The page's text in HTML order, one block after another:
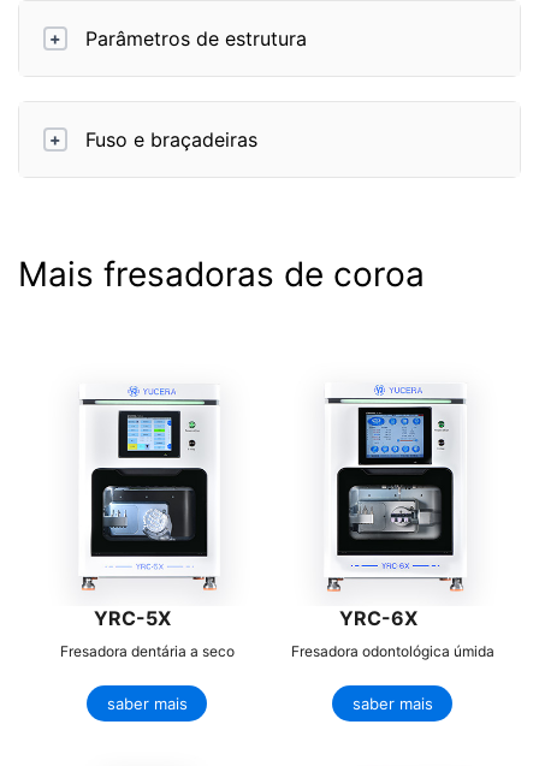
+ Parâmetros de estrutura
+ Fuso e braçadeiras
Mais fresadoras de coroa
YRC-5X
Fresadora dentária a seco
saber mais
YRC-6X
Fresadora odontológica úmida
saber mais